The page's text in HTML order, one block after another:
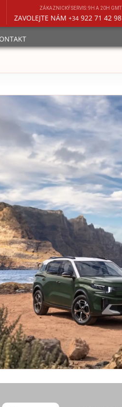
ZÁKAZNICKÝ SERVIS: 9H A 20H GMT
ZAVOLEJTE NÁM +34 922 71 42 98